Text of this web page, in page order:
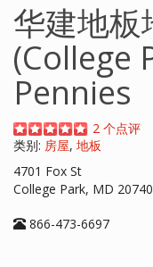
华建地板
(College
Pennies
2 个点评
类别: 房屋, 地板
4701 Fox St
College Park, MD 20740
866-473-6697